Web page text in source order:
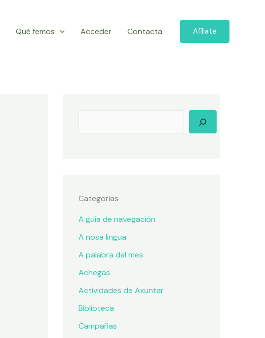
Qué femos Acceder Contacta Afíliate
Categorias
A guía de navegación
A nosa lingua
A palabra del mes
Achegas
Actividades de Axuntar
Biblioteca
Campañas